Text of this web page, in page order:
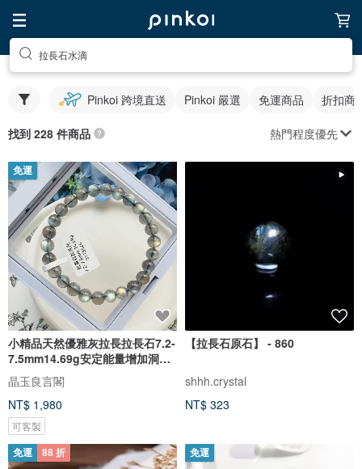
拉長石水滴
Pinkoi 跨境直送 Pinkoi 嚴選 免運商品 折扣商
找到 228 件商品 熱門程度優先
免運
小精品天然優雅灰拉長拉長石7.2-
7.5mm14.69g安定能量增加洞悉
力
晶玉良言閣
NT$ 1,980
可客製
【拉長石原石】 - 860
shhh.crystal
NT$ 323
免運 88 折 免運